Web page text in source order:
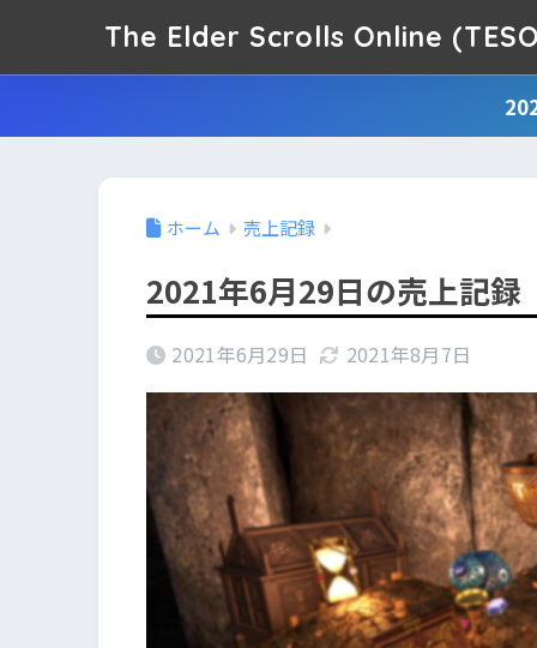
The Elder Scrolls Online
ホーム 売上記録
2021年6月29日の売上記録
2021年6月29日 2021年8月7日